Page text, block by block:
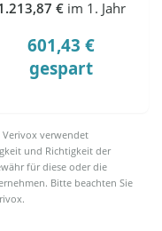
€ im 1. Jahr
601,43 €
gespart
Verivox verwendet
und Richtigkeit der
für diese oder die
Bitte beachten Sie